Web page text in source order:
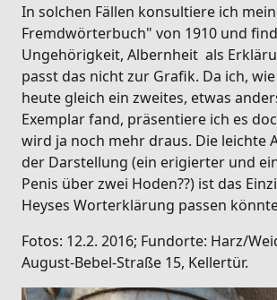
In solchen Fällen konsultiere ich
Fremdwörterbuch" von 1910 und
Ungehörigkeit, Albernheit als
passt das nicht zur Grafik. Da ich,
heute gleich ein zweites, etwas
Exemplar fand, präsentiere ich es
wird ja noch mehr draus. Die leichte
der Darstellung (ein erigierter und
Penis über zwei Hoden??) ist das
Heyses Worterklärung passen
Fotos: 12.2. 2016; Fundorte: Harz/
August-Bebel-Straße 15, Kellertür.